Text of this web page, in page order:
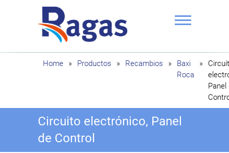
Ragas
Home » Productos » Recambios »
Baxi
Roca
»
Panel
Circuito electrónico, Panel
de Control